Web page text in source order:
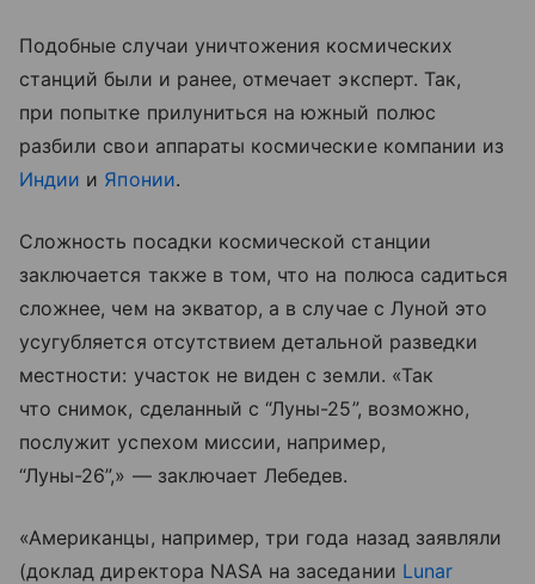
Подобные случаи уничтожения космических
станций были и ранее, отмечает эксперт. Так,
при попытке прилуниться на южный полюс
разбили свои аппараты космические компании из
Индии и Японии.
Сложность посадки космической станции
заключается также в том, что на полюса садиться
сложнее, чем на экватор, а в случае с Луной это
усугубляется отсутствием детальной разведки
местности: участок не виден с земли. «Так
что снимок, сделанный с “Луны-25”, возможно,
послужит успехом миссии, например,
“Луны-26”,» — заключает Лебедев.
«Американцы, например, три года назад заявляли
(доклад директора NASA на заседании Lunar